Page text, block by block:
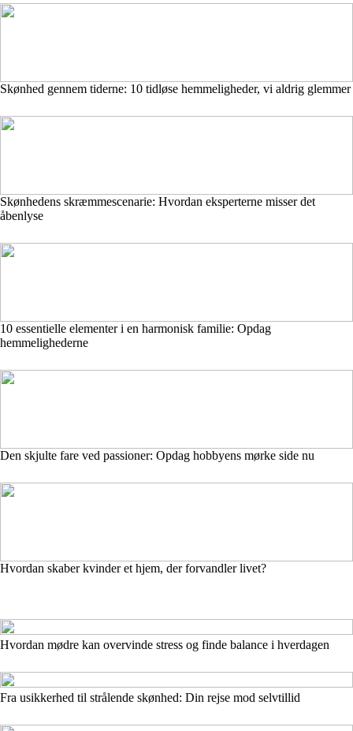
Skønhed gennem tiderne: 10 tidløse hemmeligheder, vi aldrig glemmer
Skønhedens skræmmescenarie: Hvordan eksperterne misser det
åbenlyse
10 essentielle elementer i en harmonisk familie: Opdag
hemmelighederne
Den skjulte fare ved passioner: Opdag hobbyens mørke side nu
Hvordan skaber kvinder et hjem, der forvandler livet?
Hvordan mødre kan overvinde stress og finde balance i hverdagen
Fra usikkerhed til strålende skønhed: Din rejse mod selvtillid